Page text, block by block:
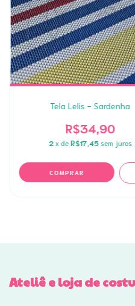
Tela Lelis - Sardenha
R$34,90
2 x de R$17,45 sem juros
Ateliê e loja de